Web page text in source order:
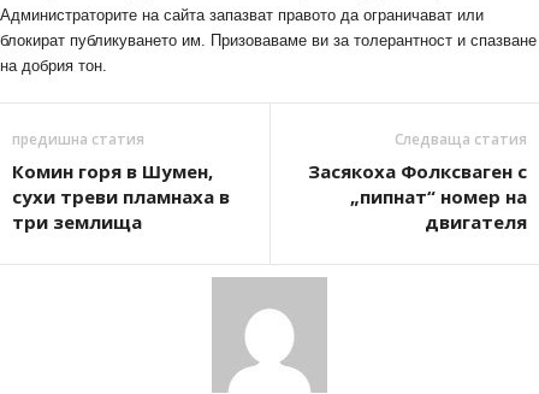
Администраторите на сайта запазват правото да ограничават или
блокират публикуването им. Призоваваме ви за толерантност и спазване
на добрия тон.
предишна статия
Комин горя в Шумен,
сухи треви пламнаха в
три землища
Следваща статия
Засякоха Фолксваген с
„пипнат“ номер на
двигателя